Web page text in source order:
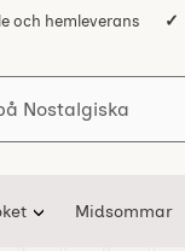
och hemleverans
Midsommar